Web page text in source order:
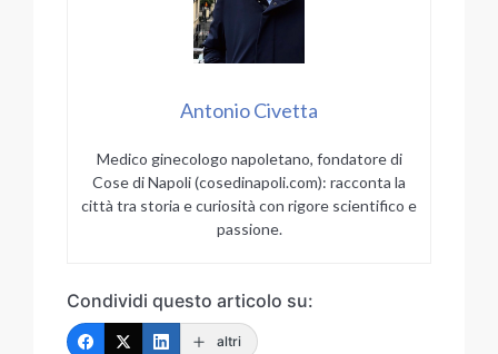
Antonio Civetta
Medico ginecologo napoletano, fondatore di
Cose di Napoli (cosedinapoli.com): racconta la
città tra storia e curiosità con rigore scientifico e
passione.
Condividi questo articolo su:
altri